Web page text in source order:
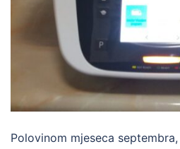
Polovinom mjeseca